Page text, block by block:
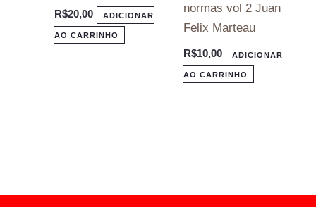
R$20,00 ADICIONAR
AO CARRINHO
normas vol 2 Juan
Felix Marteau
R$10,00 ADICIONAR
AO CARRINHO